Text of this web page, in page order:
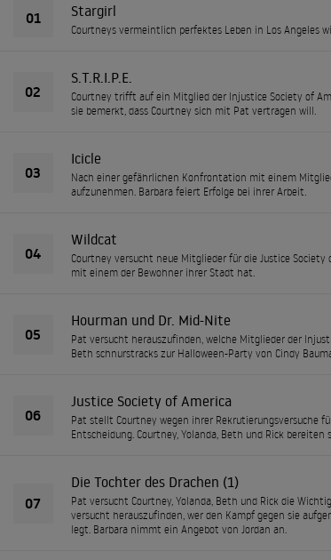
01 Stargirl
Courtneys vermeintlich perfektes Leben in Los Angeles
02
S.T.R.I.P.E.
Courtney trifft auf ein Mitglied der Injustice Society of
sie bemerkt, dass Courtney sich mit Pat vertragen will.
03
Icicle
Nach einer gefährlichen Konfrontation mit einem
aufzunehmen. Barbara feiert Erfolge bei ihrer Arbeit.
04
Wildcat
Courtney versucht neue Mitglieder für die Justice
mit einem der Bewohner ihrer Stadt hat.
05
Hourman und Dr. Mid-Nite
Pat versucht herauszufinden, welche Mitglieder der
Beth schnurstracks zur Halloween-Party von Cindy
06
Justice Society of America
Pat stellt Courtney wegen ihrer Rekrutierungsversuche
Entscheidung. Courtney, Yolanda, Beth und Rick
07
Die Tochter des Drachen (1)
Pat versucht Courtney, Yolanda, Beth und Rick die
versucht herauszufinden, wer den Kampf gegen sie
legt. Barbara nimmt ein Angebot von Jordan an.